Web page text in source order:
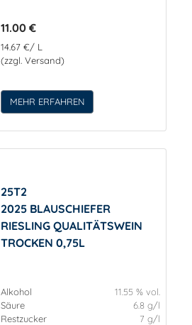
11.00 €
14.67 €/ L
(zzgl. Versand)
MEHR ERFAHREN
25T2
2025 BLAUSCHIEFER
RIESLING QUALITÄTSWEIN
TROCKEN 0,75L
Alkohol
11.55 % vol.
Säure
6.8 g/l
Restzucker
7 g/l